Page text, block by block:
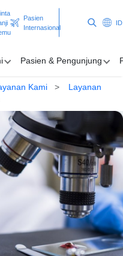
Pasien
Internasional
ID
Pasien & Pengunjung
Pasien Internasional
Kami
Layanan